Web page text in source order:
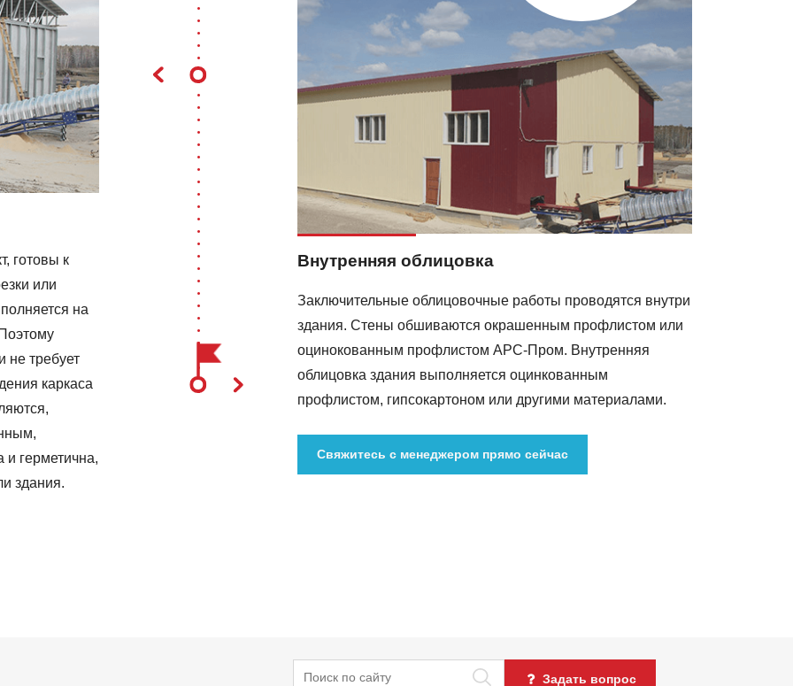
готовы к
или
на
не требует
каркаса
герметична,
здания.
Внутренняя облицовка
Заключительные облицовочные работы проводятся внутри
здания. Стены обшиваются окрашенным профлистом или
оцинокованным профлистом АРС-Пром. Внутренняя
облицовка здания выполняется оцинкованным
профлистом, гипсокартоном или другими материалами.
Свяжитесь с менеджером прямо сейчас
Поиск Задать вопрос